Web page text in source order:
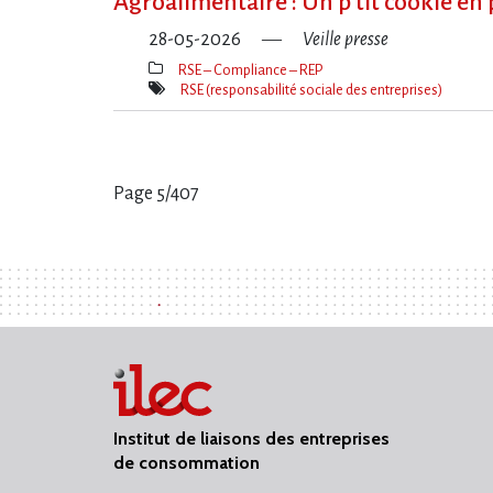
28-05-2026 Veille presse
Thèmes(s)
RSE – Compliance – REP
Mot(s)-
RSE (responsabilité sociale des entreprises)
Page 5/407
Institut de liaisons des entreprises
de consommation